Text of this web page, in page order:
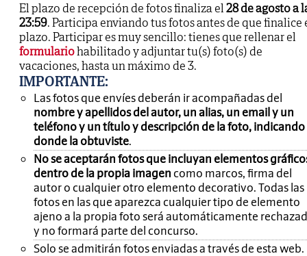
El plazo de recepción de fotos finaliza el28 de agosto a
23:59. Participa enviando tus fotos antes de que finalice
plazo. Participar es muy sencillo: tienes que rellenar el
formulariohabilitado y adjuntar tu(s) foto(s) de
vacaciones, hasta un máximo de 3.
IMPORTANTE:
Las fotos que envíes deberán ir acompañadas del
nombre y apellidos del autor, un alias, un email y un
teléfono y un título y descripción de la foto, indicando
donde la obtuviste.
No se aceptarán fotos que incluyan elementos
dentro de la propia imagen como marcos, firma del
autor o cualquier otro elemento decorativo. Todas las
fotos en las que aparezca cualquier tipo de elemento
ajeno a la propia foto será automáticamente
y no formará parte del concurso.
Solo se admitirán fotos enviadas a través de esta web.